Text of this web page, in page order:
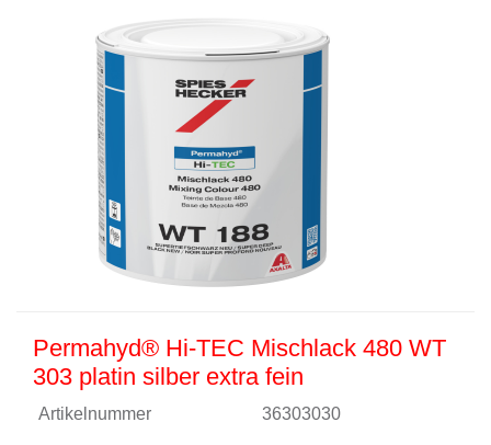
Permahyd® Hi-TEC Mischlack 480 WT
303 platin silber extra fein
Artikelnummer 36303030